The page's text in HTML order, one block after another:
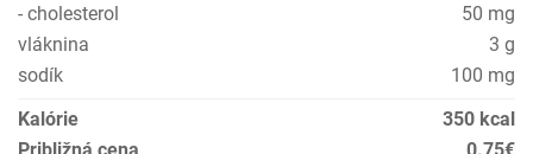
- cholesterol
50 mg
vláknina
3 g
sodík
100 mg
Kalórie
350 kcal